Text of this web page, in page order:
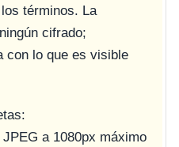
términos. La
cifrado;
con lo que es visible
a 1080px máximo